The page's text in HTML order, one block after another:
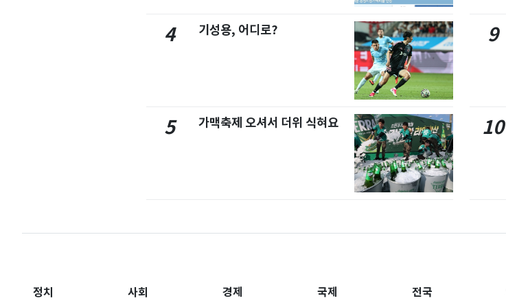
4 기성용, 어디로?
5 가맥축제 오셔서 더위 식혀요
9
10
정치 사회 경제 국제 전국